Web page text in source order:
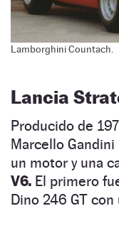
Lamborghini Countach.
Lancia
Producido de
Marcello
un motor y una
V6. El primero
Dino 246 GT